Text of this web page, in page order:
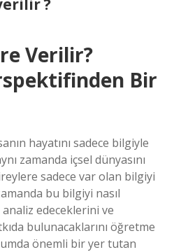
?
Verilir?
Bir
hayatını sadece bilgiyle
zamanda içsel dünyasını
sadece var olan bilgiyi
bu bilgiyi nasıl
analiz edeceklerini ve
bulunacaklarını öğretme
önemli bir yer tutan